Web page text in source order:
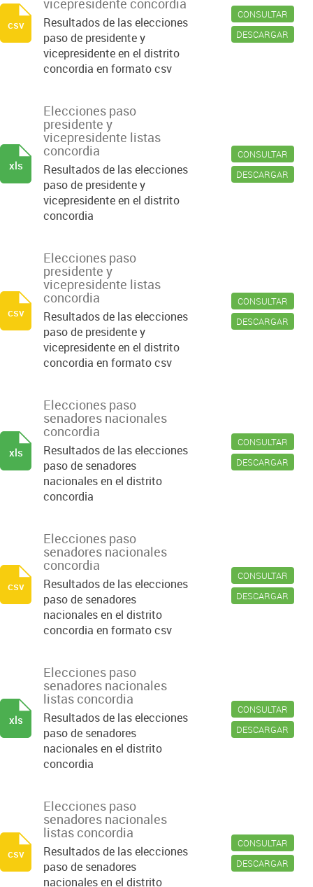
CONSULTAR
DESCARGAR
vicepresidente concordia
Resultados de las elecciones
paso de presidente y
vicepresidente en el distrito
concordia en formato csv
csv
CONSULTAR
DESCARGAR
Elecciones paso
presidente y
vicepresidente listas
concordia
Resultados de las elecciones
paso de presidente y
vicepresidente en el distrito
concordia
xls
CONSULTAR
DESCARGAR
Elecciones paso
presidente y
vicepresidente listas
concordia
Resultados de las elecciones
paso de presidente y
vicepresidente en el distrito
concordia en formato csv
csv
CONSULTAR
DESCARGAR
Elecciones paso
senadores nacionales
concordia
Resultados de las elecciones
paso de senadores
nacionales en el distrito
concordia
xls
CONSULTAR
DESCARGAR
Elecciones paso
senadores nacionales
concordia
Resultados de las elecciones
paso de senadores
nacionales en el distrito
concordia en formato csv
csv
CONSULTAR
DESCARGAR
Elecciones paso
senadores nacionales
listas concordia
Resultados de las elecciones
paso de senadores
nacionales en el distrito
concordia
xls
CONSULTAR
DESCARGAR
Elecciones paso
senadores nacionales
listas concordia
Resultados de las elecciones
paso de senadores
nacionales en el distrito
csv